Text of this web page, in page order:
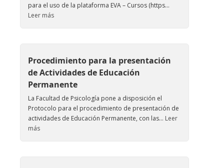
para el uso de la plataforma EVA – Cursos (https...
Leer más
Procedimiento para la presentación
de Actividades de Educación
Permanente
La Facultad de Psicología pone a disposición el
Protocolo para el procedimiento de presentación de
actividades de Educación Permanente, con las... Leer
más